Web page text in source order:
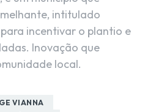
intitulado
incentivar o plantio e
Inovação que
local.
VIANNA